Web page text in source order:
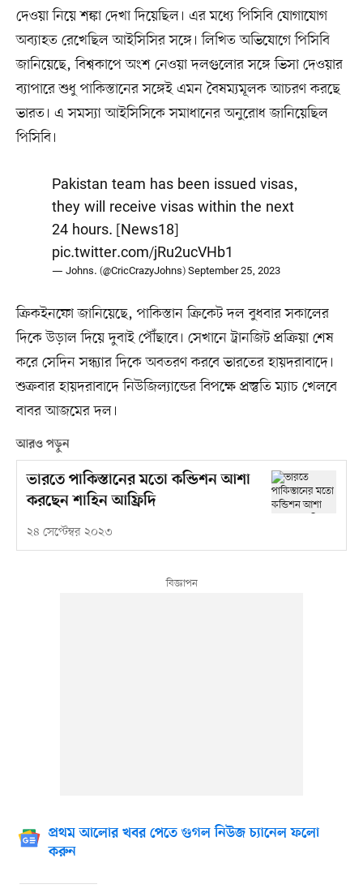
দেওয়া নিয়ে শঙ্কা দেখা দিয়েছিল। এর মধ্যে পিসিবি যোগাযোগ
অব্যাহত রেখেছিল আইসিসির সঙ্গে। লিখিত অভিযোগে পিসিবি
জানিয়েছে, বিশ্বকাপে অংশ নেওয়া দলগুলোর সঙ্গে ভিসা দেওয়ার
ব্যাপারে শুধু পাকিস্তানের সঙ্গেই এমন বৈষম্যমূলক আচরণ করছে
ভারত। এ সমস্যা আইসিসিকে সমাধানের অনুরোধ জানিয়েছিল
পিসিবি।
Pakistan team has been issued visas,
they will receive visas within the next
24 hours. [News18]
pic.twitter.com/jRu2ucVHb1
— Johns. (@CricCrazyJohns)September 25, 2023
ক্রিকইনফো জানিয়েছে, পাকিস্তান ক্রিকেট দল বুধবার সকালের
দিকে উড়াল দিয়ে দুবাই পৌঁছাবে। সেখানে ট্রানজিট প্রক্রিয়া শেষ
করে সেদিন সন্ধ্যার দিকে অবতরণ করবে ভারতের হায়দরাবাদে।
শুক্রবার হায়দরাবাদে নিউজিল্যান্ডের বিপক্ষে প্রস্তুতি ম্যাচ খেলবে
বাবর আজমের দল।
আরও পড়ুন
ভারতে পাকিস্তানের মতো কন্ডিশন আশা
করছেন শাহিন আফ্রিদি
২৪ সেপ্টেম্বর ২০২৩
প্রথম আলোর খবর পেতে গুগল নিউজ চ্যানেল ফলো
করুন